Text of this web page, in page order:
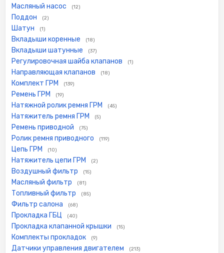
Масляный насос (12)
Поддон (2)
Шатун (1)
Вкладыши коренные (18)
Вкладыши шатунные (37)
Регулировочная шайба клапанов (1)
Направляющая клапанов (18)
Комплект ГРМ (139)
Ремень ГРМ (19)
Натяжной ролик ремня ГРМ (45)
Натяжитель ремня ГРМ (5)
Ремень приводной (75)
Ролик ремня приводного (119)
Цепь ГРМ (10)
Натяжитель цепи ГРМ (2)
Воздушный фильтр (15)
Масляный фильтр (81)
Топливный фильтр (85)
Фильтр салона (68)
Прокладка ГБЦ (40)
Прокладка клапанной крышки (15)
Комплекты прокладок (9)
Датчики управления двигателем (213)